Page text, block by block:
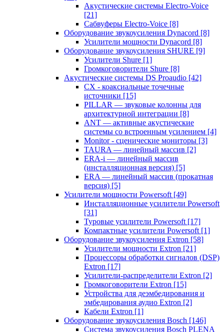
Акустические системы Electro-Voice
[21]
Сабвуферы Electro-Voice [8]
Оборудование звукоусиления Dynacord [8]
Усилители мощности Dynacord [8]
Оборудование звукоусиления SHURE [9]
Усилители Shure [1]
Громкоговорители Shure [8]
Акустические системы DS Proaudio [42]
CX - коаксиальные точечные
источники [15]
PILLAR — звуковые колонны для
архитектурной интеграции [8]
ANT — активные акустические
системы со встроенным усилением [4]
Monitor - сценические мониторы [3]
TAURA — линейный массив [2]
ERA-i — линейный массив
(инсталляционная версия) [5]
ERA — линейный массив (прокатная
версия) [5]
Усилители мощности Powersoft [49]
Инсталляционные усилители Powersoft
[31]
Туровые усилители Powersoft [17]
Компактные усилители Powersoft [1]
Оборудование звукоусиления Extron [58]
Усилители мощности Extron [21]
Процессоры обработки сигналов (DSP)
Extron [17]
Усилители-распределители Extron [2]
Громкоговорители Extron [15]
Устройства для деэмбедирования и
эмбедирования аудио Extron [2]
Кабели Extron [1]
Оборудование звукоусиления Bosch [146]
Система звукоусиления Bosch PLENA